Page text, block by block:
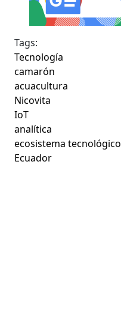
Tags:
Tecnología
camarón
acuacultura
Nicovita
IoT
analítica
ecosistema tecnológico
Ecuador